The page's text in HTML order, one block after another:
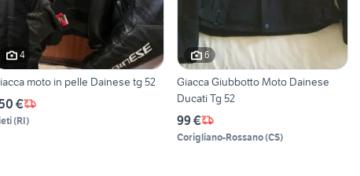
4
moto in pelle Dainese tg 52
€
(RI)
6
Giacca Giubbotto Moto Dainese
Ducati Tg 52
99 €
Corigliano-Rossano(CS)